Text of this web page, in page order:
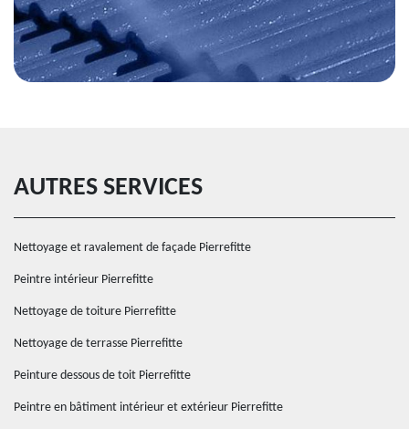
AUTRES SERVICES
Nettoyage et ravalement de façade Pierrefitte
Peintre intérieur Pierrefitte
Nettoyage de toiture Pierrefitte
Nettoyage de terrasse Pierrefitte
Peinture dessous de toit Pierrefitte
Peintre en bâtiment intérieur et extérieur Pierrefitte